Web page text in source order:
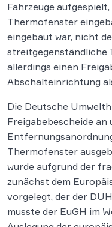
Fahrzeuge
Thermofenster
eingebaut war, nicht
streitgegenständliche
allerdings einen
Abschalteinrichtung
Die Deutsche
Freigabebescheide
Thermofenster
wurde aufgrund der
zunächst dem
vorgelegt, der der
musste der EuGH im